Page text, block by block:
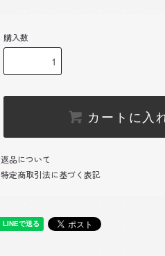
購入数
カートに入
返品について
特定商取引法に基づく表記